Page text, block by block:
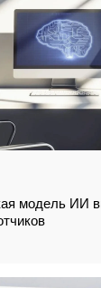
модель ИИ